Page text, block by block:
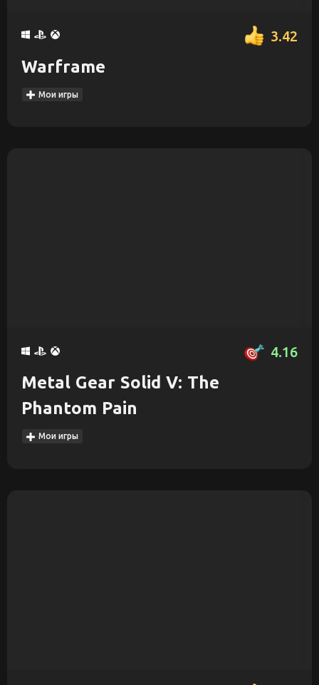
3.42
Warframe
Мои игры
4.16
Metal Gear Solid V: The
Phantom Pain
Мои игры